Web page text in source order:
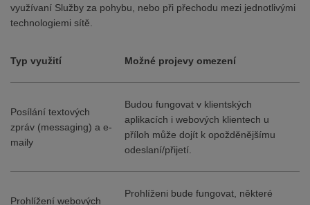
využívaní Služby za pohybu, nebo při přechodu mezi jednotlivými
technologiemi sítě.
Typ využití Možné projevy omezení
Posílání textových
zpráv (messaging) a e-
maily
Budou fungovat v klientských
aplikacích i webových klientech u
příloh může dojít k opožděnějšímu
odeslaní/přijetí.
Prohlížení webových
Prohlíženi bude fungovat, některé